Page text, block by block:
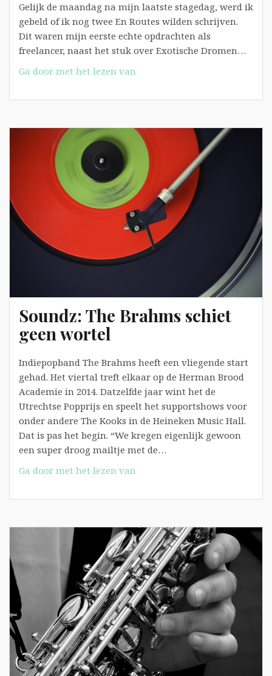
Gelijk de maandag na mijn laatste stagedag, werd ik
gebeld of ik nog twee En Routes wilden schrijven.
Dit waren mijn eerste echte opdrachten als
freelancer, naast het stuk over Exotische Dromen…
Ga door met het lezen van
Botanische
in
Bronckhorst
Soundz: The Brahms schiet
geen wortel
Indiepopband The Brahms heeft een vliegende start
gehad. Het viertal treft elkaar op de Herman Brood
Academie in 2014. Datzelfde jaar wint het de
Utrechtse Popprijs en speelt het supportshows voor
onder andere The Kooks in de Heineken Music Hall.
Dat is pas het begin. “We kregen eigenlijk gewoon
een super droog mailtje met de…
Ga door met het lezen van
Brahms
geen
wortel